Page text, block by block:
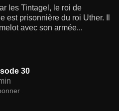
les Tintagel, le roi de
est prisonnière du roi Uther. Il
avec son armée...
30